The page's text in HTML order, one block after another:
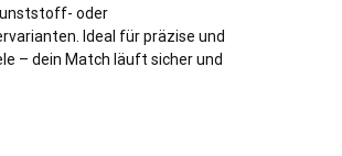
oder
Ideal für präzise und
– dein Match läuft sicher und